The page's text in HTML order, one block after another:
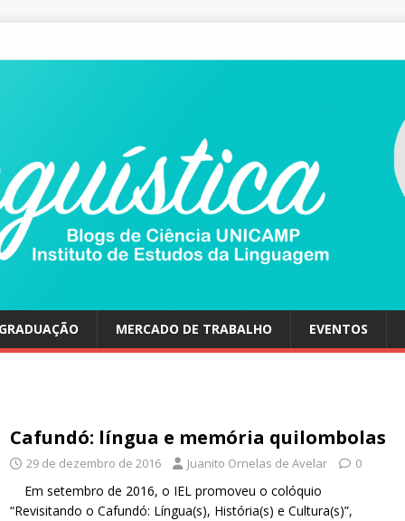
MERCADO DE TRABALHO EVENTOS
Cafundó: língua e memória quilombolas
29 de dezembro de 2016 Juanito Ornelas de Avelar 0
Em setembro de 2016, o IEL promoveu o colóquio
“Revisitando o Cafundó: Língua(s), História(s) e Cultura(s)”,